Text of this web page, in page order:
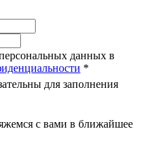
данных в
*
для заполнения
с вами в ближайшее